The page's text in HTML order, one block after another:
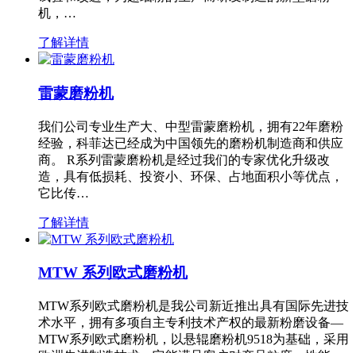
机，…
了解详情
雷蒙磨粉机
我们公司专业生产大、中型雷蒙磨粉机，拥有22年磨粉
经验，科菲达已经成为中国领先的磨粉机制造商和供应
商。 R系列雷蒙磨粉机是经过我们的专家优化升级改
造，具有低损耗、投资小、环保、占地面积小等优点，
它比传…
了解详情
MTW 系列欧式磨粉机
MTW系列欧式磨粉机是我公司新近推出具有国际先进技
术水平，拥有多项自主专利技术产权的最新粉磨设备—
MTW系列欧式磨粉机，以悬辊磨粉机9518为基础，采用